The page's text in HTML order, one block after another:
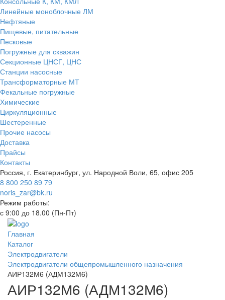
Линейные моноблочные ЛМ
Нефтяные
Пищевые, питательные
Песковые
Погружные для скважин
Секционные ЦНСГ, ЦНС
Станции насосные
Трансформаторные МТ
Фекальные погружные
Химические
Циркуляционные
Шестеренные
Прочие насосы
Доставка
Прайсы
Контакты
Россия, г. Екатеринбург, ул. Народной Воли, 65, офис 205
8 800 250 89 79
noris_zar@bk.ru
Режим работы:
с 9:00 до 18.00 (Пн-Пт)
Главная
Каталог
Электродвигатели
Электродвигатели общепромышленного назначения
АИР132М6 (АДМ132М6)
АИР132М6 (АДМ132М6)